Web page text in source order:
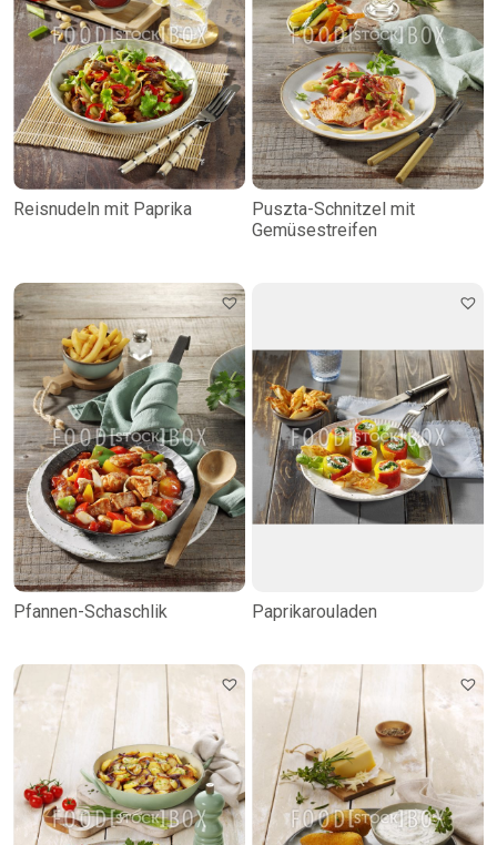
Reisnudeln mit Paprika
Puszta-Schnitzel mit
Gemüsestreifen
Pfannen-Schaschlik Paprikarouladen